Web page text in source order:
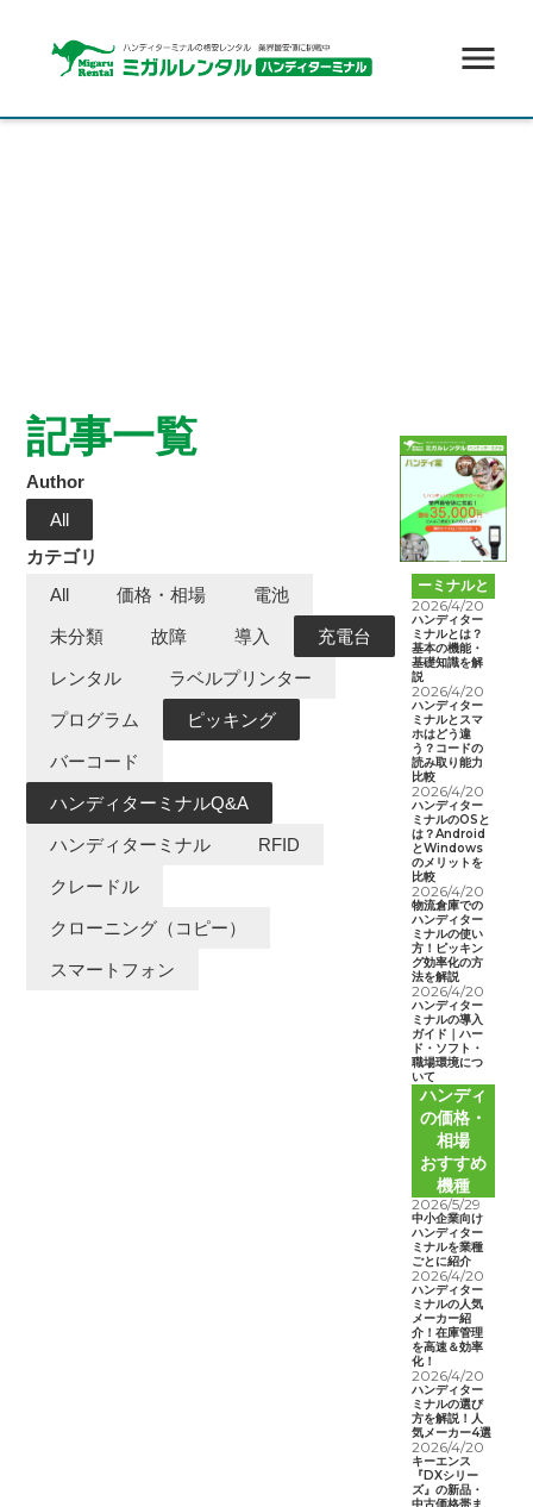
記事一覧
Author
All
カテゴリ
All
価格・相場 電池
未分類 故障 導入 充電台
レンタル ラベルプリンター
プログラム ピッキング
バーコード
ハンディターミナルQ&A
ハンディターミナル RFID
クレードル
クローニング（コピー）
スマートフォン
ハンディタ
ーミナルと
は
2026/4/20
ハンディター
ミナルとは？
基本の機能・
基礎知識を解
説
2026/4/20
ハンディター
ミナルとスマ
ホはどう違
う？コードの
読み取り能力
比較
2026/4/20
ハンディター
ミナルのOSと
は？Android
とWindows
のメリットを
比較
2026/4/20
物流倉庫での
ハンディター
ミナルの使い
方！ピッキン
グ効率化の方
法を解説
2026/4/20
ハンディター
ミナルの導入
ガイド｜ハー
ド・ソフト・
職場環境につ
いて
ハンディ
の価格・
相場
おすすめ
機種
2026/5/29
中小企業向け
ハンディター
ミナルを業種
ごとに紹介
2026/4/20
ハンディター
ミナルの人気
メーカー紹
介！在庫管理
を高速＆効率
化！
2026/4/20
ハンディター
ミナルの選び
方を解説！人
気メーカー4選
2026/4/20
キーエンス
『DXシリー
ズ』の新品・
中古価格帯ま
menu